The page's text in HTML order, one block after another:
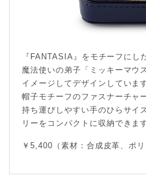
『FANTASIA』をモチーフにし
魔法使いの弟子「ミッキーマウ
イメージしてデザインしていま
帽子モチーフのファスナーチャ
持ち運びしやすい手のひらサイ
リーをコンパクトに収納できます
￥5,400（素材：合成皮革、ポ